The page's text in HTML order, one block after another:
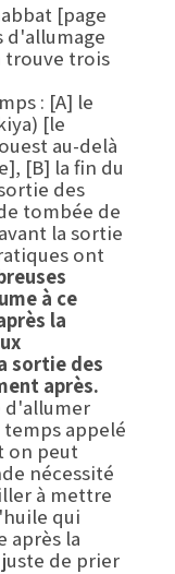
[page
d'allumage
trouve trois
: [A] le
[le
au-delà
[B] la fin du
des
tombée de
la sortie
ont
à ce
la
sortie des
après.
d'allumer
appelé
on peut
nécessité
à mettre
qui
après la
de prier